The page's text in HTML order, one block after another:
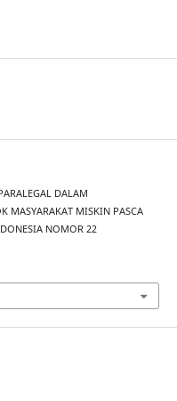
DALAM
MASYARAKAT MISKIN PASCA
NOMOR 22